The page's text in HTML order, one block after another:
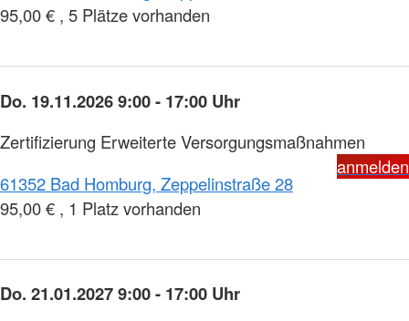
95,00 € , 5 Plätze vorhanden
Do. 19.11.2026 9:00 - 17:00 Uhr
Zertifizierung Erweiterte Versorgungsmaßnahmen
anmelden
61352 Bad Homburg, Zeppelinstraße 28
95,00 € , 1 Platz vorhanden
Do. 21.01.2027 9:00 - 17:00 Uhr